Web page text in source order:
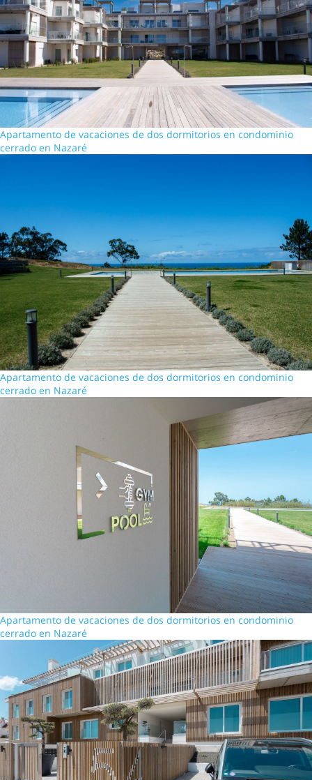
Apartamento de vacaciones de dos dormitorios en condominio
cerrado en Nazaré
Apartamento de vacaciones de dos dormitorios en condominio
cerrado en Nazaré
Apartamento de vacaciones de dos dormitorios en condominio
cerrado en Nazaré